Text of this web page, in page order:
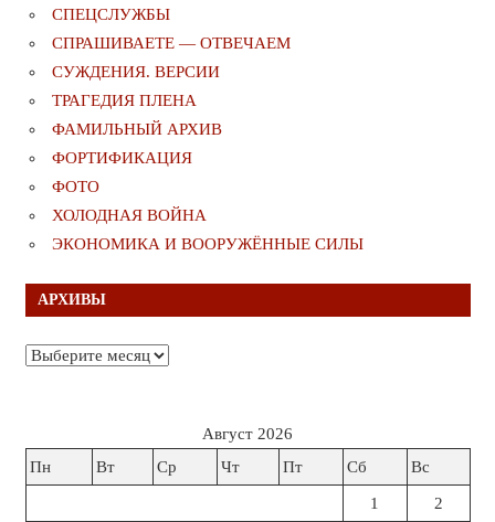
СПЕЦСЛУЖБЫ
СПРАШИВАЕТЕ — ОТВЕЧАЕМ
СУЖДЕНИЯ. ВЕРСИИ
ТРАГЕДИЯ ПЛЕНА
ФАМИЛЬНЫЙ АРХИВ
ФОРТИФИКАЦИЯ
ФОТО
ХОЛОДНАЯ ВОЙНА
ЭКОНОМИКА И ВООРУЖЁННЫЕ СИЛЫ
АРХИВЫ
Архивы
Август 2026
Пн
Вт Ср Чт Пт Сб Вс
1 2